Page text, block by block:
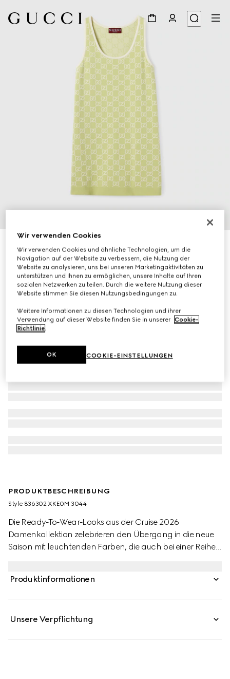
Kleid aus feinem GG Baumwolljacquard
€ 910
PRODUKTBESCHREIBUNG
Style ‎836302 XKE0M 3044
Die Ready-To-Wear-Looks aus der Cruise 2026
Damenkollektion zelebrieren den Übergang in die neue
Saison mit leuchtenden Farben, die auch bei einer Reihe
GG Baumwolljacquard gefertigt.
Produktinformationen
Unsere Verpflichtung
Wir verwenden Cookies
Wir verwenden Cookies und ähnliche Technologien, um die
Navigation auf der Website zu verbessern, die Nutzung der
Website zu analysieren, uns bei unseren Marketingaktivitäten zu
unterstützen und Ihnen zu ermöglichen, unsere Inhalte auf Ihren
sozialen Netzwerken zu teilen. Durch die weitere Nutzung dieser
Website stimmen Sie diesen Nutzungsbedingungen zu.
Weitere Informationen zu diesen Technologien und ihrer
Verwendung auf dieser Website finden Sie in unserer Cookie-
Richtlinie.
COOKIE-EINSTELLUNGEN
OK